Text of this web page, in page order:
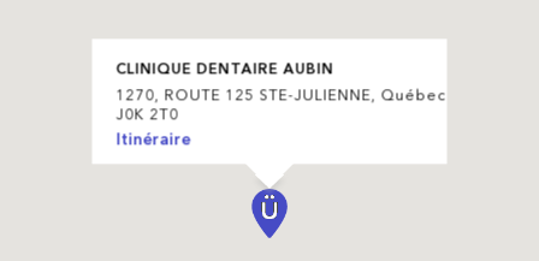
CLINIQUE DENTAIRE AUBIN
1270, ROUTE 125 STE-JULIENNE, Québec
J0K 2T0
Itinéraire